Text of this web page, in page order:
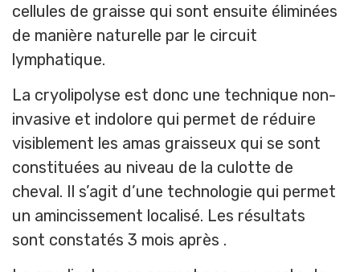
cellules de graisse qui sont ensuite éliminées
de manière naturelle par le circuit
lymphatique.
La cryolipolyse est donc une technique non-
invasive et indolore qui permet de réduire
visiblement les amas graisseux qui se sont
constituées au niveau de la culotte de
cheval. Il s’agit d’une technologie qui permet
un amincissement localisé. Les résultats
sont constatés 3 mois après .